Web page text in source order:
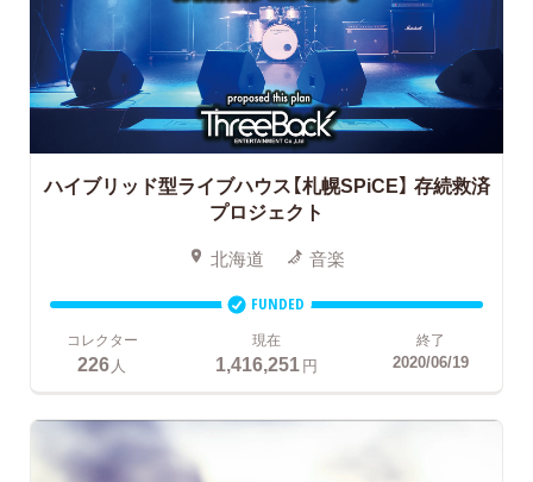
ハイブリッド型ライブハウス【札幌SPiCE】 存続救済
プロジェクト
北海道 音楽
FUNDED
コレクター
226 人
現在
1,416,251円
終了
2020/06/19